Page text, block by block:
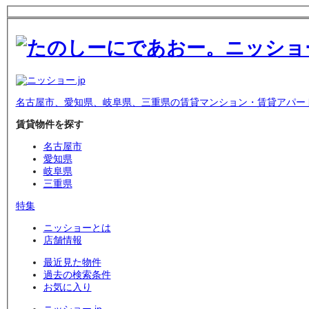
名古屋市、愛知県、岐阜県、三重県の賃貸マンション・賃貸アパー
賃貸物件を探す
名古屋市
愛知県
岐阜県
三重県
特集
ニッショーとは
店舗情報
最近見た物件
過去の検索条件
お気に入り